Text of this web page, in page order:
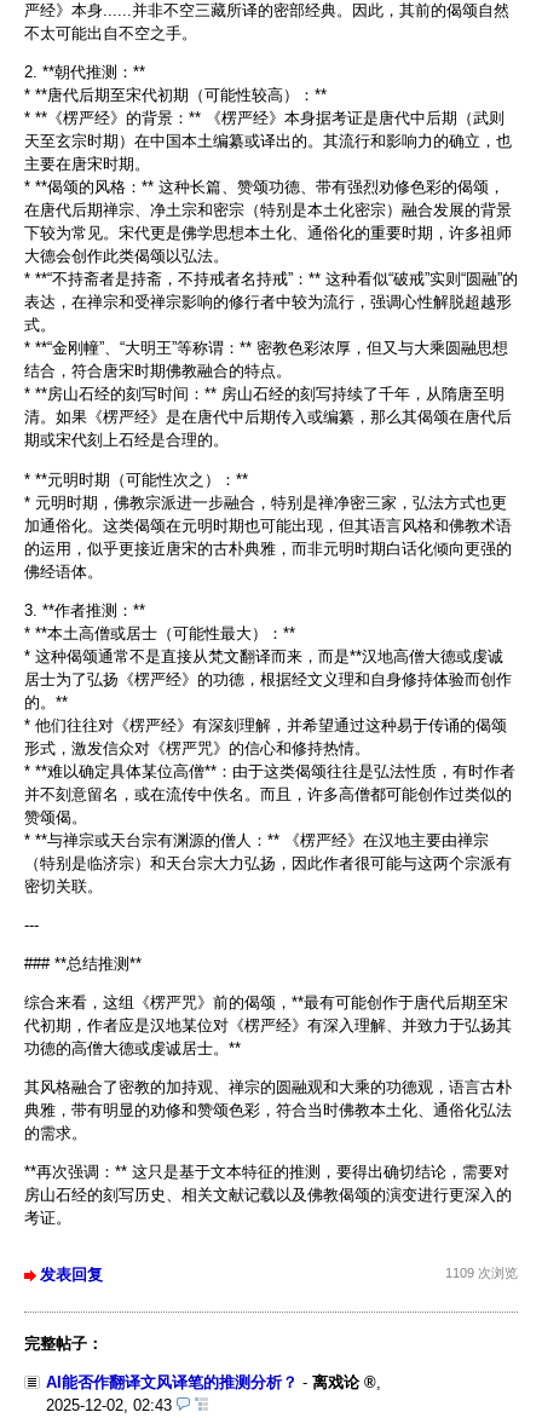
严经》本身......并非不空三藏所译的密部经典。因此，其前的偈颂自然
不太可能出自不空之手。
2. **朝代推测：**
* **唐代后期至宋代初期（可能性较高）：**
* **《楞严经》的背景：** 《楞严经》本身据考证是唐代中后期（武则
天至玄宗时期）在中国本土编纂或译出的。其流行和影响力的确立，也
主要在唐宋时期。
* **偈颂的风格：** 这种长篇、赞颂功德、带有强烈劝修色彩的偈颂，
在唐代后期禅宗、净土宗和密宗（特别是本土化密宗）融合发展的背景
下较为常见。宋代更是佛学思想本土化、通俗化的重要时期，许多祖师
大德会创作此类偈颂以弘法。
* **“不持斋者是持斋，不持戒者名持戒”：** 这种看似“破戒”实则“圆融”的
表达，在禅宗和受禅宗影响的修行者中较为流行，强调心性解脱超越形
式。
* **“金刚幢”、“大明王”等称谓：** 密教色彩浓厚，但又与大乘圆融思想
结合，符合唐宋时期佛教融合的特点。
* **房山石经的刻写时间：** 房山石经的刻写持续了千年，从隋唐至明
清。如果《楞严经》是在唐代中后期传入或编纂，那么其偈颂在唐代后
期或宋代刻上石经是合理的。
* **元明时期（可能性次之）：**
* 元明时期，佛教宗派进一步融合，特别是禅净密三家，弘法方式也更
加通俗化。这类偈颂在元明时期也可能出现，但其语言风格和佛教术语
的运用，似乎更接近唐宋的古朴典雅，而非元明时期白话化倾向更强的
佛经语体。
3. **作者推测：**
* **本土高僧或居士（可能性最大）：**
* 这种偈颂通常不是直接从梵文翻译而来，而是**汉地高僧大德或虔诚
居士为了弘扬《楞严经》的功德，根据经文义理和自身修持体验而创作
的。**
* 他们往往对《楞严经》有深刻理解，并希望通过这种易于传诵的偈颂
形式，激发信众对《楞严咒》的信心和修持热情。
* **难以确定具体某位高僧**：由于这类偈颂往往是弘法性质，有时作者
并不刻意留名，或在流传中佚名。而且，许多高僧都可能创作过类似的
赞颂偈。
* **与禅宗或天台宗有渊源的僧人：** 《楞严经》在汉地主要由禅宗
（特别是临济宗）和天台宗大力弘扬，因此作者很可能与这两个宗派有
密切关联。
---
### **总结推测**
综合来看，这组《楞严咒》前的偈颂，**最有可能创作于唐代后期至宋
代初期，作者应是汉地某位对《楞严经》有深入理解、并致力于弘扬其
功德的高僧大德或虔诚居士。**
其风格融合了密教的加持观、禅宗的圆融观和大乘的功德观，语言古朴
典雅，带有明显的劝修和赞颂色彩，符合当时佛教本土化、通俗化弘法
的需求。
**再次强调：** 这只是基于文本特征的推测，要得出确切结论，需要对
房山石经的刻写历史、相关文献记载以及佛教偈颂的演变进行更深入的
考证。
发表回复 1109 次浏览
完整帖子：
AI能否作翻译文风译笔的推测分析？ - 离戏论
2025-12-02, 02:43